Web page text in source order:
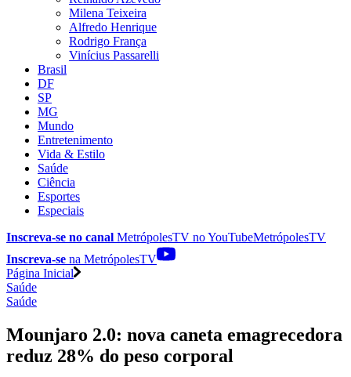
Milena Teixeira
Alfredo Henrique
Rodrigo França
Vinícius Passarelli
Brasil
DF
SP
MG
Mundo
Entretenimento
Vida & Estilo
Saúde
Ciência
Esportes
Especiais
Inscreva-se no canal MetrópolesTV noYouTubeMetrópolesTV
Inscreva-se na MetrópolesTV
Página Inicial
Saúde
Saúde
Mounjaro 2.0: nova caneta emagrecedora
reduz 28% do peso corporal